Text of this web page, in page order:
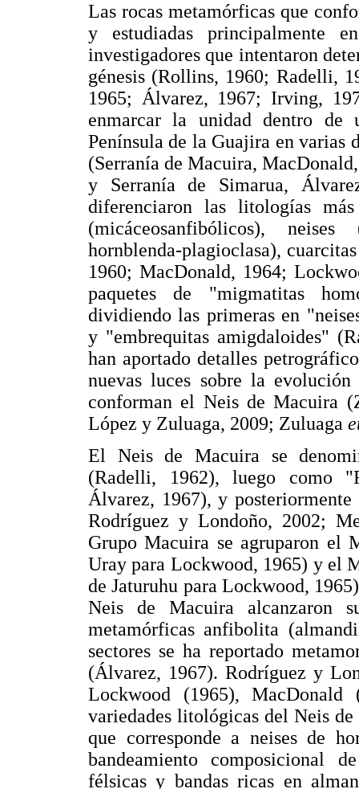
Las rocas metamórficas que
y estudiadas principalmente
investigadores que intentaron
génesis (Rollins, 1960; Radelli,
1965; Álvarez, 1967; Irving,
enmarcar la unidad dentro
Península de la Guajira en varias
(Serranía de Macuira,
y Serranía de Simarua,
diferenciaron las litologías
(micáceosanfibólicos),
hornblenda-plagioclasa),
1960; MacDonald, 1964;
paquetes de "migmatitas
dividiendo las primeras en
y "embrequitas amigdaloides"
han aportado detalles
nuevas luces sobre la
conforman el Neis de Macuira
López y Zuluaga, 2009; Zuluaga
El Neis de Macuira se
(Radelli, 1962), luego como
Álvarez, 1967), y
Rodríguez y Londoño, 2002;
Grupo Macuira se agruparon el
Uray para Lockwood, 1965) y el
de Jaturuhu para Lockwood,
Neis de Macuira alcanzaron
metamórficas anfibolita
sectores se ha reportado
(Álvarez, 1967). Rodríguez y
Lockwood (1965),
variedades litológicas del Neis
que corresponde a neises de
bandeamiento composicional
félsicas y bandas ricas en